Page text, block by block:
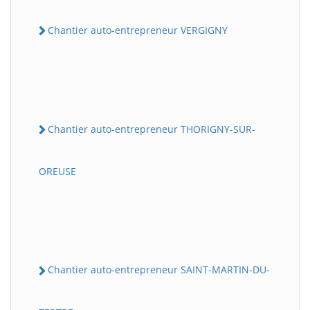
Chantier auto-entrepreneur VERGIGNY
Chantier auto-entrepreneur THORIGNY-SUR-
OREUSE
Chantier auto-entrepreneur SAINT-MARTIN-DU-